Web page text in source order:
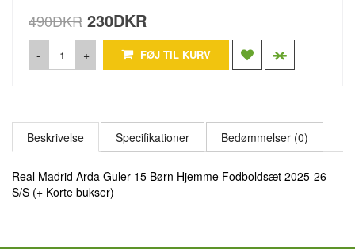
490DKR 230DKR
- + FØJ TIL KURV
Beskrivelse Specifikationer Bedømmelser (0)
Real Madrid Arda Guler 15 Børn Hjemme Fodboldsæt 2025-26
S/S (+ Korte bukser)